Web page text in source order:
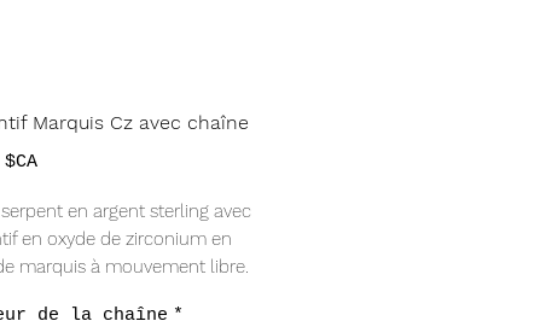
Marquis Cz avec chaîne
Prix
en argent sterling avec
en oxyde de zirconium en
marquis à mouvement libre.
de la chaîne *